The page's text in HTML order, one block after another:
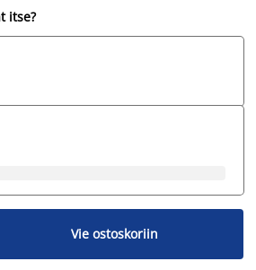
itse?
Vie ostoskoriin